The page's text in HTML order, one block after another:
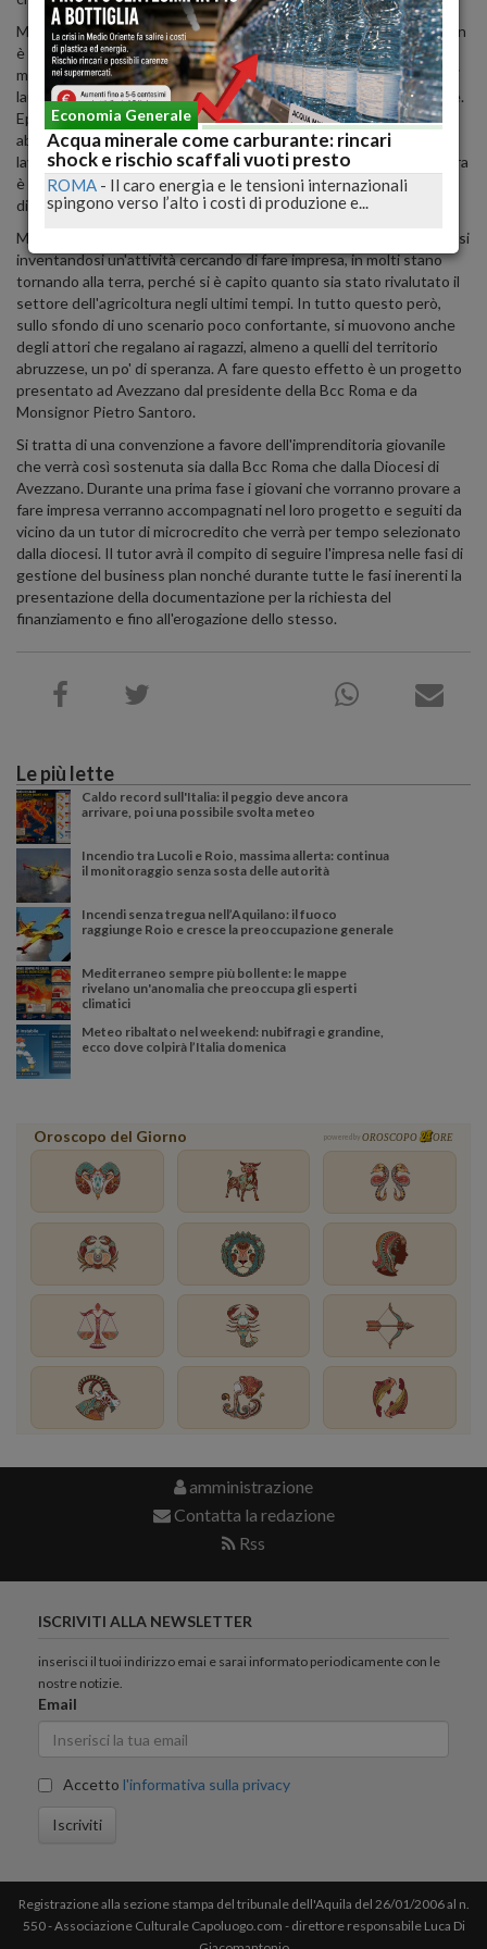
Ma perché il nostro Paese è così ostile verso i giovani? O forse non
è corretto parlare di ostilità quanto di scarsa valorizzazione dei
meriti. Sì perché ad abbandonare l'Italia sono soprattutto i giovani
laureati e che magari hanno anche diversi corsi e master alle spalle.
Eppure niente da fare, in Italia o sei troppo qualificato o non hai
abbastanza esperienza, o devi fare lo stagista gratuitamente o
lavorare come dipendente ma con partita iva. Insomma, la fregatura
è dietro l'angolo. Meglio andare via quindi, meglio avere un lavoro
dignitoso, commisurato alle proprie capacità e ai propri studi.
Ma in Italia cosa fa chi resta? In molti stanno cercando di arrangiarsi
inventandosi un'attività cercando di fare impresa, in molti stano
tornando alla terra, perché si è capito quanto sia stato rivalutato il
settore dell'agricoltura negli ultimi tempi. In tutto questo però,
sullo sfondo di uno scenario poco confortante, si muovono anche
degli attori che regalano ai ragazzi, almeno a quelli del territorio
abruzzese, un po' di speranza. A fare questo effetto è un progetto
presentato ad Avezzano dal presidente della Bcc Roma e da
Monsignor Pietro Santoro.
Si tratta di una convenzione a favore dell'imprenditoria giovanile
che verrà così sostenuta sia dalla Bcc Roma che dalla Diocesi di
Avezzano. Durante una prima fase i giovani che vorranno provare a
fare impresa verranno accompagnati nel loro progetto e seguiti da
vicino da un tutor di microcredito che verrà per tempo selezionato
dalla diocesi. Il tutor avrà il compito di seguire l'impresa nelle fasi di
gestione del business plan nonché durante tutte le fasi inerenti la
presentazione della documentazione per la richiesta del
finanziamento e fino all'erogazione dello stesso.
Le più lette
Caldo record sull'Italia: il peggio deve ancora
arrivare, poi una possibile svolta meteo
Incendio tra Lucoli e Roio, massima allerta: continua
il monitoraggio senza sosta delle autorità
Incendi senza tregua nell’Aquilano: il fuoco
raggiunge Roio e cresce la preoccupazione generale
Mediterraneo sempre più bollente: le mappe
rivelano un'anomalia che preoccupa gli esperti
climatici
Meteo ribaltato nel weekend: nubifragi e grandine,
ecco dove colpirà l’Italia domenica
Oroscopo del Giorno powered by OROSCOPO ORE
amministrazione
Contatta la redazione
Rss
ISCRIVITI ALLA NEWSLETTER
inserisci il tuoi indirizzo emai e sarai informato periodicamente con le
nostre notizie.
Email
Accetto l'informativa sulla privacy
Iscriviti
Registrazione alla sezione stampa del tribunale dell'Aquila del 26/01/2006 al n.
550 - Associazione Culturale Capoluogo.com - direttore responsabile Luca Di
Economia Generale
Acqua minerale come carburante: rincari
shock e rischio scaffali vuoti presto
ROMA - Il caro energia e le tensioni internazionali
spingono verso l’alto i costi di produzione e...